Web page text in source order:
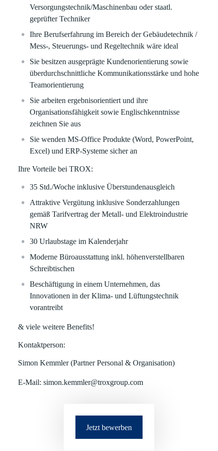
Versorgungstechnik/Maschinenbau oder staatl.
geprüfter Techniker
Ihre Berufserfahrung im Bereich der Gebäudetechnik /
Mess-, Steuerungs- und Regeltechnik wäre ideal
Sie besitzen ausgeprägte Kundenorientierung sowie
überdurchschnittliche Kommunikationsstärke und hohe
Teamorientierung
Sie arbeiten ergebnisorientiert und ihre
Organisationsfähigkeit sowie Englischkenntnisse
zeichnen Sie aus
Sie wenden MS-Office Produkte (Word, PowerPoint,
Excel) und ERP-Systeme sicher an
Ihre Vorteile bei TROX:
35 Std./Woche inklusive Überstundenausgleich
Attraktive Vergütung inklusive Sonderzahlungen
gemäß Tarifvertrag der Metall- und Elektroindustrie
NRW
30 Urlaubstage im Kalenderjahr
Moderne Büroausstattung inkl. höhenverstellbaren
Schreibtischen
Beschäftigung in einem Unternehmen, das
Innovationen in der Klima- und Lüftungstechnik
vorantreibt
& viele weitere Benefits!
Kontaktperson:
Simon Kemmler (Partner Personal & Organisation)
E-Mail: simon.kemmler@troxgroup.com
Jetzt bewerben